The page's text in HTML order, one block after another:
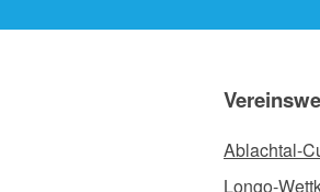
Ablachtal-
Longo-